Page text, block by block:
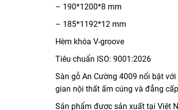
– 190*1200*8 mm
– 185*1192*12 mm
Hèm khóa V-groove
Tiêu chuẩn ISO: 9001:2026
Sàn gỗ An Cường 4009 nổi bật
gian nội thất ấm cúng và đẳng
Sản phẩm được sản xuất tại Việt